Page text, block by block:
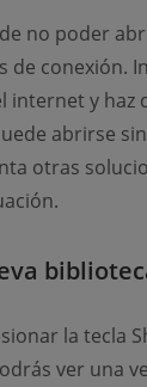
no poder
de conexión.
y haz
abrirse
otras
la tecla
ver una